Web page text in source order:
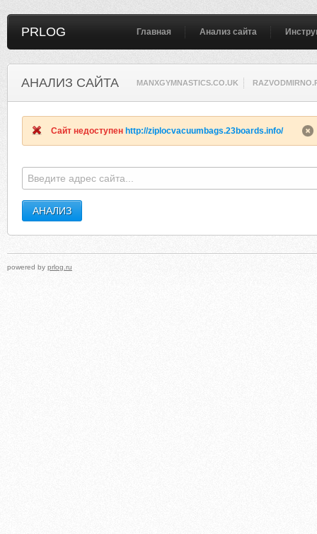
PRLOG Главная Анализ сайта
АНАЛИЗ САЙТА MANXGYMNASTICS.CO.UK
Сайт недоступен http://ziplocvacuumbags.23boards.info/
powered by prlog.ru